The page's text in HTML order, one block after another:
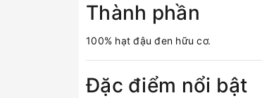
Thành phần
100% hạt đậu đen hữu cơ.
Đặc điểm nổi bật